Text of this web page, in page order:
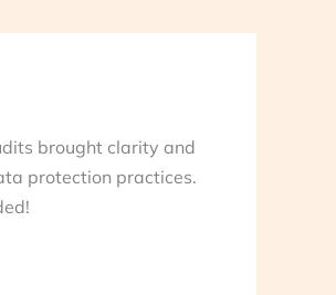
brought clarity and
protection practices.